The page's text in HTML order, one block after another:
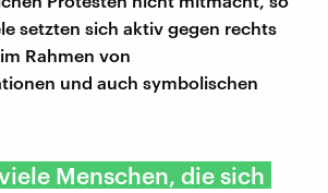
setzten sich aktiv gegen rechts
Rahmen von
und auch symbolischen
Menschen, die sich